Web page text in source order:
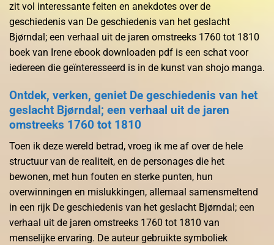
zit vol interessante feiten en anekdotes over de
geschiedenis van De geschiedenis van het geslacht
Bjørndal; een verhaal uit de jaren omstreeks 1760 tot 1810
boek van Irene ebook downloaden pdf is een schat voor
iedereen die geïnteresseerd is in de kunst van shojo manga.
Ontdek, verken, geniet De geschiedenis van het
geslacht Bjørndal; een verhaal uit de jaren
omstreeks 1760 tot 1810
Toen ik deze wereld betrad, vroeg ik me af over de hele
structuur van de realiteit, en de personages die het
bewonen, met hun fouten en sterke punten, hun
overwinningen en mislukkingen, allemaal samensmeltend
in een rijk De geschiedenis van het geslacht Bjørndal; een
verhaal uit de jaren omstreeks 1760 tot 1810 van
menselijke ervaring. De auteur gebruikte symboliek